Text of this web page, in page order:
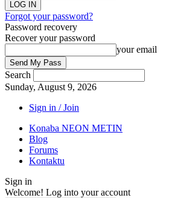
Forgot your password?
Password recovery
Recover your password
your email
Search
Sunday, August 9, 2026
Sign in / Join
Konaba NEON METIN
Blog
Forums
Kontaktu
Sign in
Welcome! Log into your account